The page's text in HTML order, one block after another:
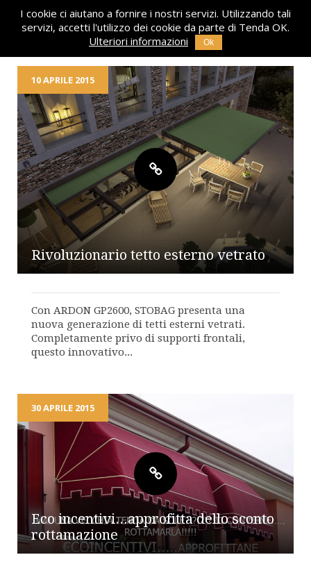
10 APRILE 2015
Rivoluzionario tetto esterno vetrato
Con ARDON GP2600, STOBAG presenta una
nuova generazione di tetti esterni vetrati.
Completamente privo di supporti frontali,
questo innovativo...
30 APRILE 2015
Eco incentivi...approfitta dello sconto
rottamazione
I cookie ci aiutano a fornire i nostri servizi. Utilizzando tali
servizi, accetti l'utilizzo dei cookie da parte di Tenda OK.
Ulteriori informazioni
Ok